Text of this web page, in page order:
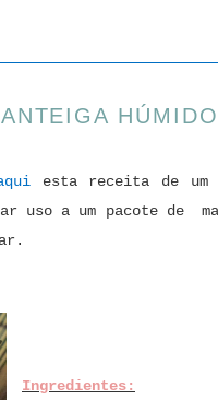
HÚMIDO
esta receita de um
uso a um pacote de
Ingredientes: